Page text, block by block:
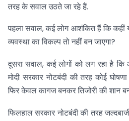
तरह के सवाल उठते जा रहे हैं.
पहला सवाल, कई लोग आशंकित हैं कि कहीं
व्यवस्था का विकल्प तो नहीं बन जाएगा?
दूसरा सवाल, कई लोगों को लग रहा है
मोदी सरकार नोटबंदी की तरह कोई
फिर केवल कागज बनकर तिजोरी की शान
फिलहाल सरकार नोटबंदी की तरह